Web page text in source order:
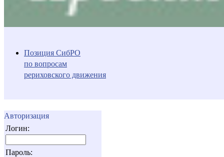
Позиция СибРО
по вопросам
рериховского движения
Авторизация
Логин:
Пароль: